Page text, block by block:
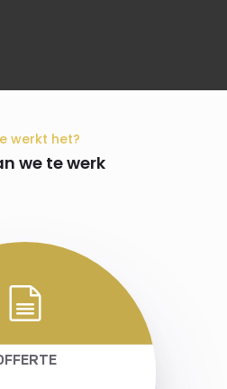
werkt het?
we te werk